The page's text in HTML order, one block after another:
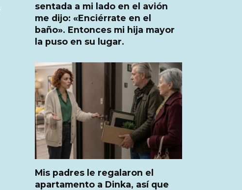
sentada a mi lado en el avión
me dijo: «Enciérrate en el
baño». Entonces mi hija mayor
la puso en su lugar.
Mis padres le regalaron el
apartamento a Dinka, así que